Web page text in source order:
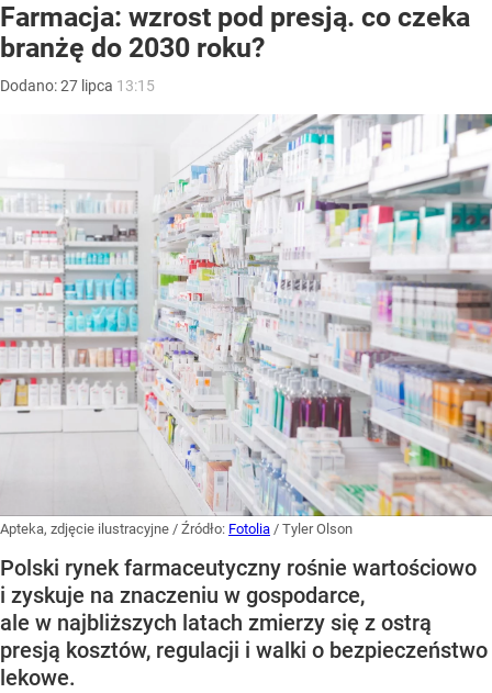
Farmacja: wzrost pod presją. co czeka
branżę do 2030 roku?
Dodano:27 lipca 13:15
Apteka, zdjęcie ilustracyjne / Źródło: Fotolia / Tyler Olson
Polski rynek farmaceutyczny rośnie wartościowo
i zyskuje na znaczeniu w gospodarce,
ale w najbliższych latach zmierzy się z ostrą
presją kosztów, regulacji i walki o bezpieczeństwo
lekowe.